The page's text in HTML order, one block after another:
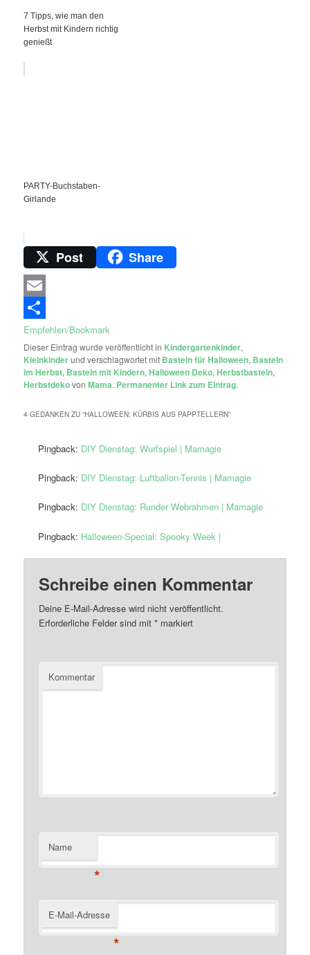
7 Tipps, wie man den
Herbst mit Kindern richtig
genießt
PARTY-Buchstaben-
Girlande
Post Share
Email
Empfehlen/Bookmark
Dieser Eintrag wurde veröffentlicht in Kindergartenkinder,
Kleinkinderund verschlagwortet mit Basteln für Halloween, Basteln
im Herbst, Basteln mit Kindern,Halloween Deko,Herbstbasteln,
HerbstdekovonMama. Permanenter Link zum Eintrag.
4 GEDANKEN ZU “HALLOWEEN: KÜRBIS AUS PAPPTELLERN”
Pingback: DIY Dienstag: Wurfspiel | Mamagie
Pingback: DIY Dienstag: Luftballon-Tennis | Mamagie
Pingback: DIY Dienstag: Runder Webrahmen | Mamagie
Pingback: Halloween-Special: Spooky Week |
Schreibe einen Kommentar
Deine E-Mail-Adresse wird nicht veröffentlicht.
Erforderliche Felder sind mit* markiert
Kommentar
Name
*
E-Mail-Adresse
*